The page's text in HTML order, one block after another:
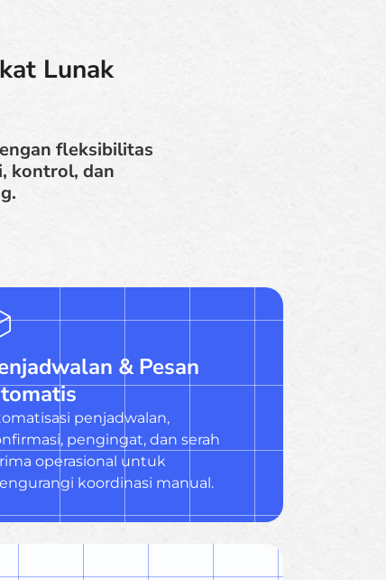
Lunak
fleksibilitas
kontrol, dan
& Pesan
penjadwalan,
pengingat, dan serah
operasional untuk
koordinasi manual.